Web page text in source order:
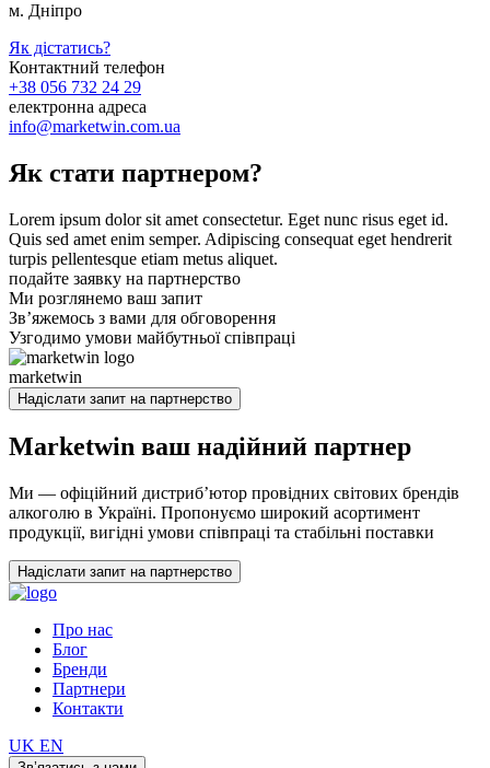
м. Дніпро
Як дістатись?
Контактний телефон
+38 056 732 24 29
електронна адреса
info@marketwin.com.ua
Як стати партнером?
Lorem ipsum dolor sit amet consectetur. Eget nunc risus eget id.
Quis sed amet enim semper. Adipiscing consequat eget hendrerit
turpis pellentesque etiam metus aliquet.
подайте заявку на партнерство
Ми розглянемо ваш запит
Зв’яжемось з вами для обговорення
Узгодимо умови майбутньої співпраці
marketwin
Надіслати запит на партнерство
Marketwin ваш надійний партнер
Ми — офіційний дистриб’ютор провідних світових брендів
алкоголю в Україні. Пропонуємо широкий асортимент
продукції, вигідні умови співпраці та стабільні поставки
Надіслати запит на партнерство
Про нас
Блог
Бренди
Партнери
Контакти
UK EN